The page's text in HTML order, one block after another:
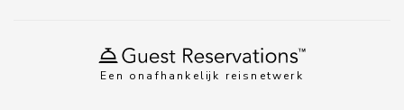
Een onafhankelijk reisnetwerk